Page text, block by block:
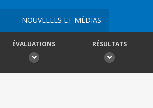
NOUVELLES ET MÉDIAS
ÉVALUATIONS RÉSULTATS